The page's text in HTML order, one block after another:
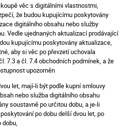
věc s digitálními vlastnostmi,
že budou kupujícímu poskytovány
digitálního obsahu nebo služby
Vedle ujednaných aktualizací prodávající
kupujícímu poskytovány aktualizace,
aby si věc po převzetí uchovala
7.3 a čl. 7.4 obchodních podmínek, a že
upozorněn
let, mají-li být podle kupní smlouvy
nebo služba digitálního obsahu
soustavně po určitou dobu, a je-li
po dobu delší dvou let, po